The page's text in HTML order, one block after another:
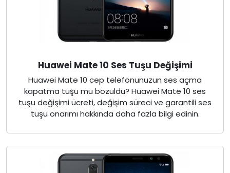
Huawei Mate 10 Ses Tuşu Değişimi
Huawei Mate 10 cep telefonunuzun ses açma
kapatma tuşu mu bozuldu? Huawei Mate 10 ses
tuşu değişimi ücreti, değişim süreci ve garantili ses
tuşu onarımı hakkında daha fazla bilgi edinin.